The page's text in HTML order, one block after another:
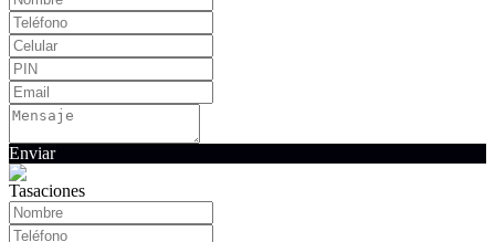
Enviar
Tasaciones